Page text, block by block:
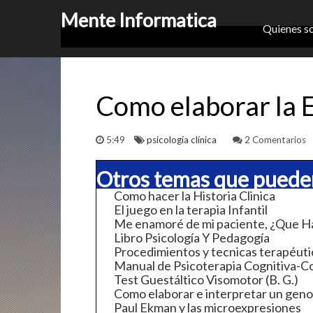
Mente Informatica Quienes
Como elaborar la
5:49 psicología clínica 2 Comentarios
Otros temas que
Como hacer la Historia Clinica
El juego en la terapia Infantil
Me enamoré de mi paciente, ¿Que
Libro Psicología Y Pedagogía
Procedimientos y tecnicas
Manual de Psicoterapia Cognitiva-
Test Guestáltico Visomotor (B. G.)
Como elaborar e interpretar un
Paul Ekman y las microexpresiones